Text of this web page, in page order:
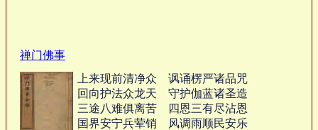
禅门佛事
上来现前清净众 讽诵楞严诸品咒
回向护法众龙天 守护伽蓝诸圣造
三途八难俱离苦 四恩三有尽沾恩
国界安宁兵荤销 风调雨顺民安乐